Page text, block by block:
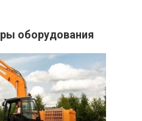
оборудования